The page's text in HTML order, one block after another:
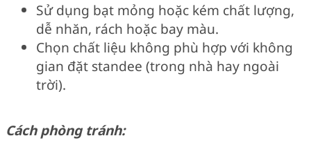
Sử dụng bạt mỏng hoặc kém chất lượng,
dễ nhăn, rách hoặc bay màu.
Chọn chất liệu không phù hợp với không
gian đặt standee (trong nhà hay ngoài
trời).
Cách phòng tránh: